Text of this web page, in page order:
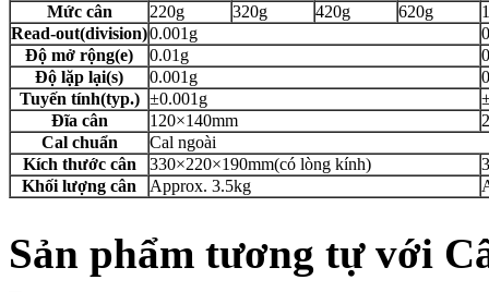
Mức cân
220g 320g 420g 620g
Read-out(division)0.001g
Độ mở rộng(e)
0.01g
Độ lặp lại(s)
0.001g
Tuyến tính(typ.) ±0.001g
Đĩa cân
120×140mm
Cal chuẩn
Cal ngoài
Kích thước cân
330×220×190mm(có lòng kính)
Khối lượng cân
Approx. 3.5kg
Sản phẩm tương tự với